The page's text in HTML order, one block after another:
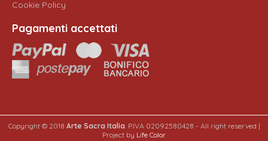
Cookie Policy
Pagamenti accettati
Copyright © 2018 Arte Sacra Italia. P.IVA 02092580428 - All right reserved |
Project by Life Color